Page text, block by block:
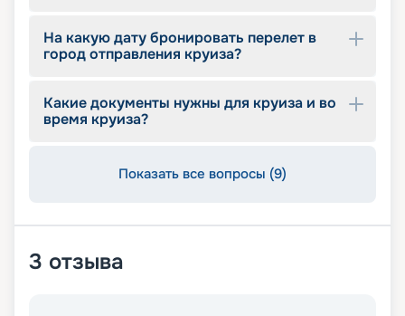
На какую дату бронировать перелет в
город отправления круиза?
Какие документы нужны для круиза и во
время круиза?
Показать все вопросы (9)
3 отзыва